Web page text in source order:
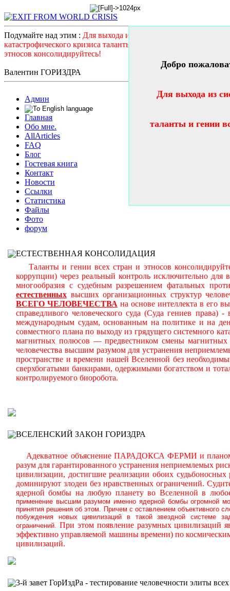
Подумайте над этим : Для выхода из системного
катастрофического кризиса таланты и гении всех стран и
этносов консолидируйтесь!
Валентин ГОРИЗДРА
Админ
Главная
Обо мне.
AllArticles
FAQ
Блог
Гостевая книга
Контакт
Новости
Ссылки
Статистика
Файлы
Фото
форум
ЕСТЕСТВЕННАЯ КОНСОЛИДАЦИЯ
Таланты и гении всех стран и этносов
коррупции) через реальный контроль исключительно
многообразия с судебным разрешением фатальных
естественных высших организационных структур
ВСЕГО ЧЕЛОВЕЧЕСТВА на основе интеллекта в его
справедливого человеческого суда (Суда гениев
международным судам, основанным на политике и на
совместного плана по выходу из грядущего системного
магнитных полюсов — предвестником смены магнитных
человечества высшим разумом для устранения
пространстве и времени нашей Вселенной без
сверхбогатыми банкирами, одержимыми богатством и
контролируемого биоробота.
ВСЕЛЕНСКИЙ ЗАКОН ГОРИЗДРА
Адекватное объяснение ПАРАДОКСА ФЕРМИ и
разум для гарантированного устранения неприемлемых
цивилизации, достигшие реализации обоих
доминируют злодеи без нравственных ограничений.
ядерной бомбы на любую планету во Вселенной в
применение высшим разумом именно ядерной бомбы огромной
принятия решения об этом. Причем с оставлением объективного
побуждения новых цивилизаций в такой звездной системе
ограничений. При этом появление разумных цивилизаций
эффективно управляемой машины времени) по
цивилизаций.
3-й завет ГорИздРа - тестирование человечности элиты
Добро
Для выхода из
таланты и гении